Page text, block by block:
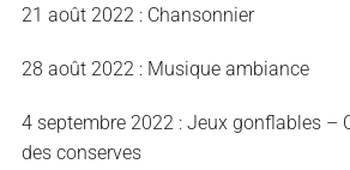
21 août 2022 : Chansonnier
28 août 2022 : Musique ambiance
4 septembre 2022 : Jeux gonflables –
des conserves